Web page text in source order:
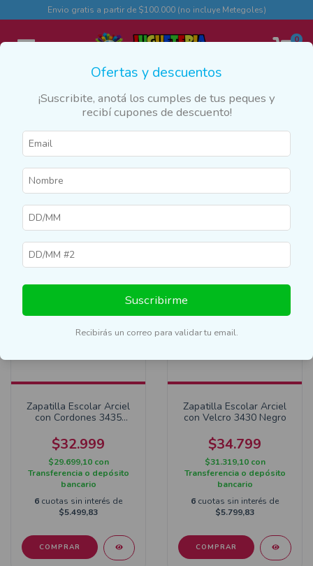
Envio gratis a partir de $100.000 (no incluye Metegoles)
0
Inicio >
Calzado Escolar
Filtrar
Zapatilla Escolar Arciel
con Cordones 3435
$32.999
$29.699,10 con
Transferencia o depósito
bancario
6 cuotas sin interés de
$5.499,83
COMPRAR
Zapatilla Escolar Arciel
con Velcro 3430 Negro
$34.799
$31.319,10 con
Transferencia o depósito
bancario
6 cuotas sin interés de
$5.799,83
COMPRAR
Ofertas y descuentos
¡Suscribite, anotá los cumples de tus peques y
recibí cupones de descuento!
Suscribirme
Recibirás un correo para validar tu email.